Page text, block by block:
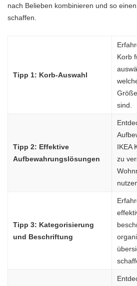
nach Belieben kombinieren und so
schaffen.
Tipp 1: Korb-Auswahl
Korb
sind.
Tipp 2: Effektive
Aufbewahrungslösungen
IKEA
zu
Tipp 3: Kategorisierung
und Beschriftung